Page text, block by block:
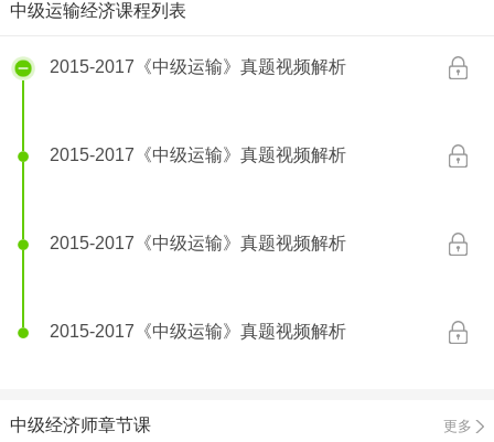
中级运输经济课程列表
2015-2017《中级运输》真题视频解析
2015-2017《中级运输》真题视频解析
2015-2017《中级运输》真题视频解析
2015-2017《中级运输》真题视频解析
中级经济师章节课 更多